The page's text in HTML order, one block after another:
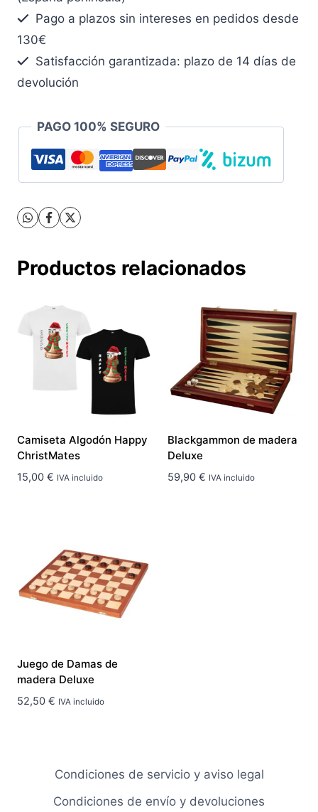
Pago a plazos sin intereses en pedidos desde
130€
Satisfacción garantizada: plazo de 14 días de
devolución
PAGO 100% SEGURO
Productos relacionados
Camiseta Algodón Happy
ChristMates
15,00 € IVA incluido
Blackgammon de madera
Deluxe
59,90 € IVA incluido
Juego de Damas de
madera Deluxe
52,50 € IVA incluido
Condiciones de servicio y aviso legal
Condiciones de envío y devoluciones